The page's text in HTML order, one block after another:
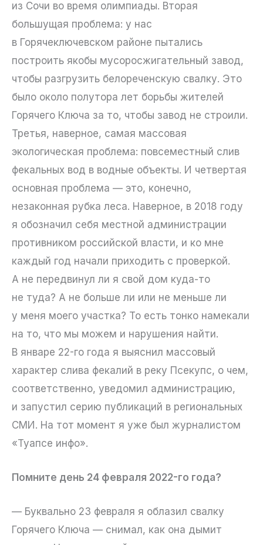
из Сочи во время олимпиады. Вторая
большущая проблема: у нас
в Горячеключевском районе пытались
построить якобы мусоросжигательный завод,
чтобы разгрузить белореченскую свалку. Это
было около полутора лет борьбы жителей
Горячего Ключа за то, чтобы завод не строили.
Третья, наверное, самая массовая
экологическая проблема: повсеместный слив
фекальных вод в водные объекты. И четвертая
основная проблема — это, конечно,
незаконная рубка леса. Наверное, в 2018 году
я обозначил себя местной администрации
противником российской власти, и ко мне
каждый год начали приходить с проверкой.
А не передвинул ли я свой дом куда-то
не туда? А не больше ли или не меньше ли
у меня моего участка? То есть тонко намекали
на то, что мы можем и нарушения найти.
В январе 22-го года я выяснил массовый
характер слива фекалий в реку Псекупс, о чем,
соответственно, уведомил администрацию,
и запустил серию публикаций в региональных
СМИ. На тот момент я уже был журналистом
«Туапсе инфо».
Помните день 24 февраля 2022-го года?
— Буквально 23 февраля я облазил свалку
Горячего Ключа — снимал, как она дымит